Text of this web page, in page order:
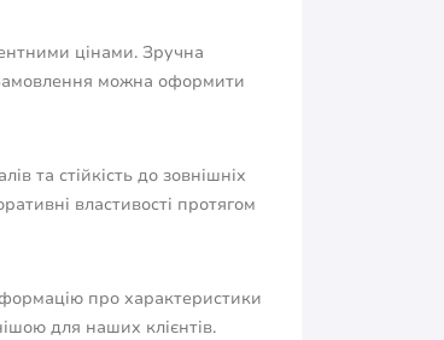
цінами. Зручна
можна оформити
та стійкість до зовнішніх
властивості протягом
про характеристики
для наших клієнтів.